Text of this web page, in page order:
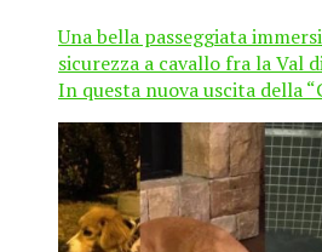
Una bella passeggiata
sicurezza a cavallo fra la Val
In questa nuova uscita della